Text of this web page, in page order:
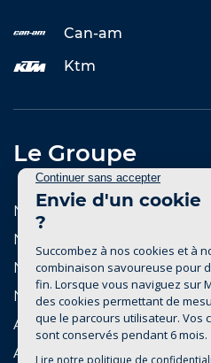
Can-am
Ktm
Le Groupe
Notre histoire
Notre réseau de concessions
Notre réseau de marques
Nous rejoindre
Actualités
Automobile